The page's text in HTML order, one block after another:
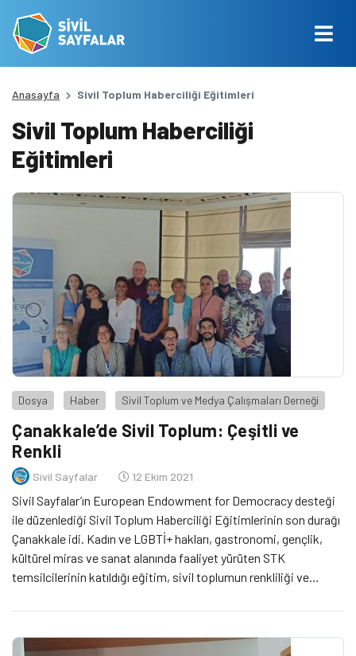
Anasayfa Sivil Toplum Haberciliği Eğitimleri
Sivil Toplum Haberciliği
Eğitimleri
Dosya Haber Sivil Toplum ve Medya Çalışmaları Derneği
Çanakkale’de Sivil Toplum: Çeşitli ve
Renkli
Sivil Sayfalar 12 Ekim 2021
Sivil Sayfalar’ın European Endowment for Democracy desteği
ile düzenlediği Sivil Toplum Haberciliği Eğitimlerinin son durağı
Çanakkale idi. Kadın ve LGBTİ+ hakları, gastronomi, gençlik,
kültürel miras ve sanat alanında faaliyet yürüten STK
temsilcilerinin katıldığı eğitim, sivil toplumun renkliliği ve
sorunları da çeşitlilik gösterdi.